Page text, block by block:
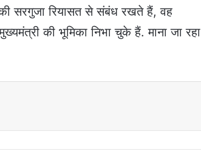
सरगुजा रियासत से संबंध रखते हैं, वह
की भूमिका निभा चुके हैं. माना जा रहा